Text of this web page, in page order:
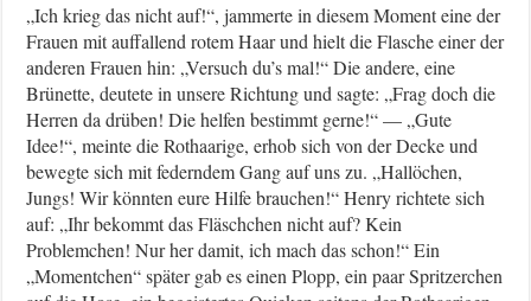
„Ich krieg das nicht auf!“, jammerte in diesem Moment eine der
Frauen mit auffallend rotem Haar und hielt die Flasche einer der
anderen Frauen hin: „Versuch du’s mal!“ Die andere, eine
Brünette, deutete in unsere Richtung und sagte: „Frag doch die
Herren da drüben! Die helfen bestimmt gerne!“ — „Gute
Idee!“, meinte die Rothaarige, erhob sich von der Decke und
bewegte sich mit federndem Gang auf uns zu. „Hallöchen,
Jungs! Wir könnten eure Hilfe brauchen!“ Henry richtete sich
auf: „Ihr bekommt das Fläschchen nicht auf? Kein
Problemchen! Nur her damit, ich mach das schon!“ Ein
„Momentchen“ später gab es einen Plopp, ein paar Spritzerchen